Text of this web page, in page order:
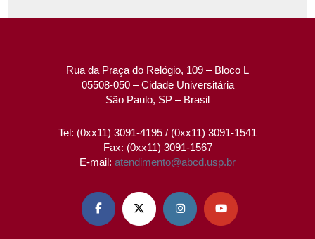
Rua da Praça do Relógio, 109 – Bloco L
05508-050 – Cidade Universitária
São Paulo, SP – Brasil
Tel: (0xx11) 3091-4195 / (0xx11) 3091-1541
Fax: (0xx11) 3091-1567
E-mail: atendimento@abcd.usp.br
   